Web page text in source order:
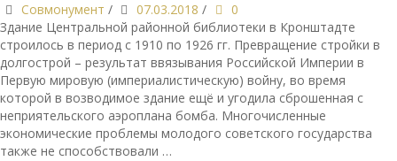
Совмонумент / 07.03.2018 /
0
Здание Центральной районной библиотеки в Кронштадте
строилось в период с 1910 по 1926 гг. Превращение стройки в
долгострой – результат ввязывания Российской Империи в
Первую мировую (империалистическую) войну, во время
которой в возводимое здание ещё и угодила сброшенная с
неприятельского аэроплана бомба. Многочисленные
экономические проблемы молодого советского государства
также не способствовали …